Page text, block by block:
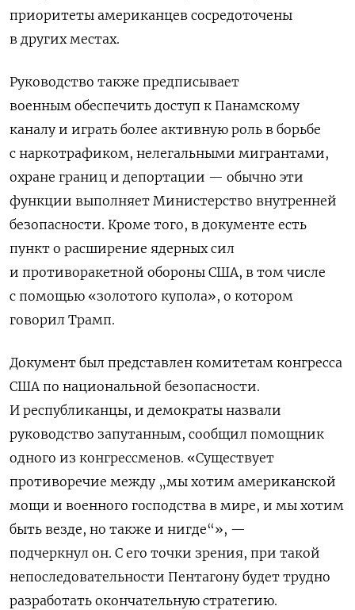
приоритеты американцев сосредоточены
в других местах.
Руководство также предписывает
военным обеспечить доступ к Панамскому
каналу и играть более активную роль в борьбе
с наркотрафиком, нелегальными мигрантами,
охране границ и депортации — обычно эти
функции выполняет Министерство внутренней
безопасности. Кроме того, в документе есть
пункт о расширение ядерных сил
и противоракетной обороны США, в том числе
с помощью «золотого купола», о котором
говорил Трамп.
Документ был представлен комитетам конгресса
США по национальной безопасности.
И республиканцы, и демократы назвали
руководство запутанным, сообщил помощник
одного из конгрессменов. «Существует
противоречие между „мы хотим американской
мощи и военного господства в мире, и мы хотим
быть везде, но также и нигде“», —
подчеркнул он. С его точки зрения, при такой
непоследовательности Пентагону будет трудно
разработать окончательную стратегию.